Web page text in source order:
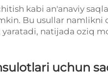
kabi an'anaviy
Bu usullar namlikni
natijada oziq
uchun